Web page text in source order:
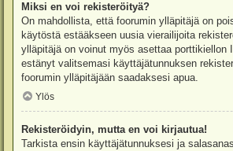
Miksi en voi rekisteröityä?
On mahdollista, että foorumin ylläpitäjä on
käytöstä estääkseen uusia vierailijoita
ylläpitäjä on voinut myös asettaa porttikiellon
estänyt valitsemasi käyttäjätunnuksen
foorumin ylläpitäjään saadaksesi apua.
Ylös
Rekisteröidyin, mutta en voi kirjautua!
Tarkista ensin käyttäjätunnuksesi ja